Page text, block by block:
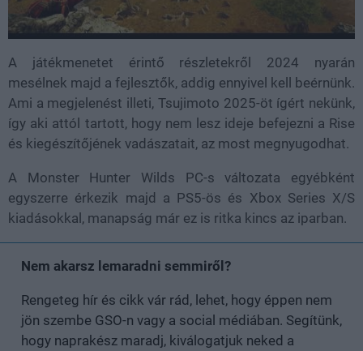
A játékmenetet érintő részletekről 2024 nyarán
mesélnek majd a fejlesztők, addig ennyivel kell beérnünk.
Ami a megjelenést illeti, Tsujimoto 2025-öt ígért nekünk,
így aki attól tartott, hogy nem lesz ideje befejezni a Rise
és kiegészítőjének vadászatait, az most megnyugodhat.
A Monster Hunter Wilds PC-s változata egyébként
egyszerre érkezik majd a PS5-ös és Xbox Series X/S
kiadásokkal, manapság már ez is ritka kincs az iparban.
Nem akarsz lemaradni semmiről?
Rengeteg hír és cikk vár rád, lehet, hogy éppen nem
jön szembe GSO-n vagy a social médiában. Segítünk,
hogy naprakész maradj, kiválogatjuk neked a